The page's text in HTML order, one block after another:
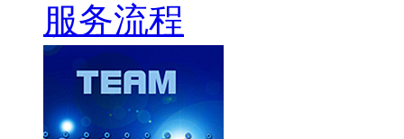
服务流程